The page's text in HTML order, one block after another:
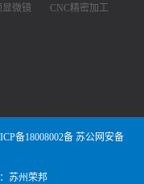
显微镜 CNC精密加工
备18008002备 苏公网安备
苏州荣邦